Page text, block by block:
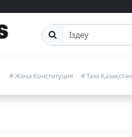
Сайттан іздеу
# Жаңа Конституция # Таза Қазақстан